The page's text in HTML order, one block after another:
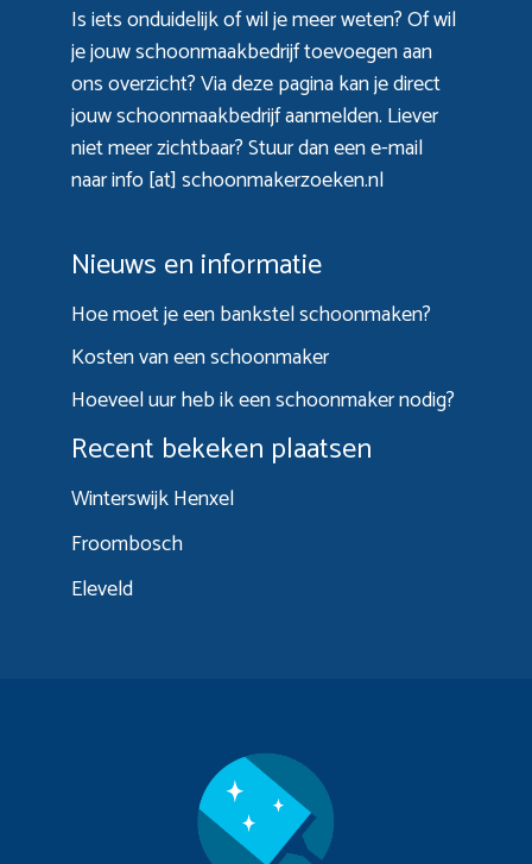
Is iets onduidelijk of wil je meer weten? Of wil
je jouw schoonmaakbedrijf toevoegen aan
ons overzicht? Viadeze paginakan je direct
jouw schoonmaakbedrijf aanmelden. Liever
niet meer zichtbaar? Stuur dan een e-mail
naar info [at] schoonmakerzoeken.nl
Nieuws en informatie
Hoe moet je een bankstel schoonmaken?
Kosten van een schoonmaker
Hoeveel uur heb ik een schoonmaker nodig?
Recent bekeken plaatsen
Winterswijk Henxel
Froombosch
Eleveld